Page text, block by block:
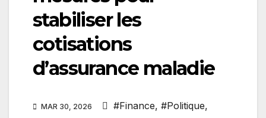
stabiliser les
cotisations
d’assurance maladie
MAR 30, 2026 #Finance, #Politique,